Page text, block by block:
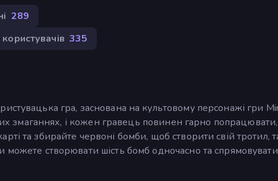
289
335
гра, заснована на культовому персонажі гри
змаганнях, і кожен гравець повинен гарно
та збирайте червоні бомби, щоб створити свій тротил,
можете створювати шість бомб одночасно та спрямовувати